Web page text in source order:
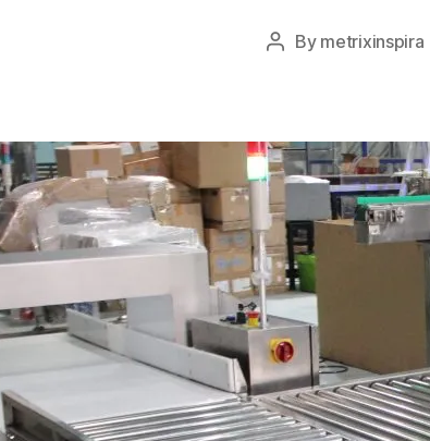
By metrixinspira